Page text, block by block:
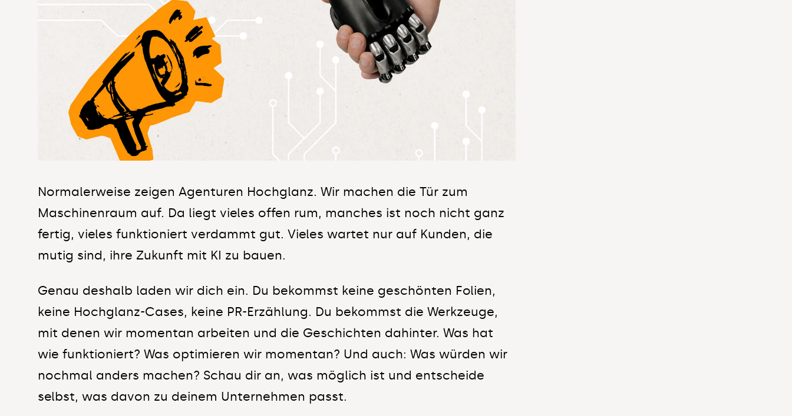
Normalerweise zeigen Agenturen Hochglanz. Wir machen die Tür zum
Maschinenraum auf. Da liegt vieles offen rum, manches ist noch nicht ganz
fertig, vieles funktioniert verdammt gut. Vieles wartet nur auf Kunden, die
mutig sind, ihre Zukunft mit KI zu bauen.
Genau deshalb laden wir dich ein. Du bekommst keine geschönten Folien,
keine Hochglanz-Cases, keine PR-Erzählung. Du bekommst die Werkzeuge,
mit denen wir momentan arbeiten und die Geschichten dahinter. Was hat
wie funktioniert? Was optimieren wir momentan? Und auch: Was würden wir
nochmal anders machen? Schau dir an, was möglich ist und entscheide
selbst, was davon zu deinem Unternehmen passt.